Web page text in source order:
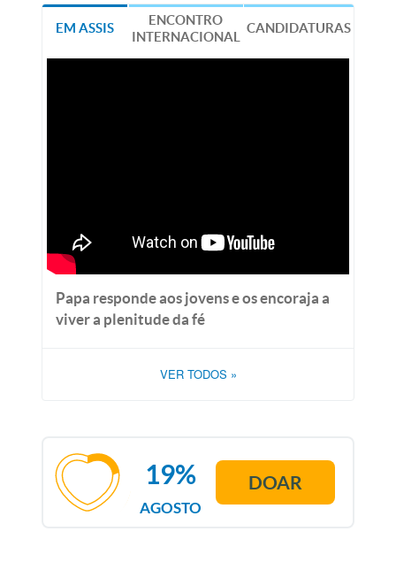
EM ASSIS
ENCONTRO
INTERNACIONAL
CANDIDATURAS
Papa responde aos jovens e os encoraja a
viver a plenitude da fé
VER TODOS »
AGOSTO
19% DOAR